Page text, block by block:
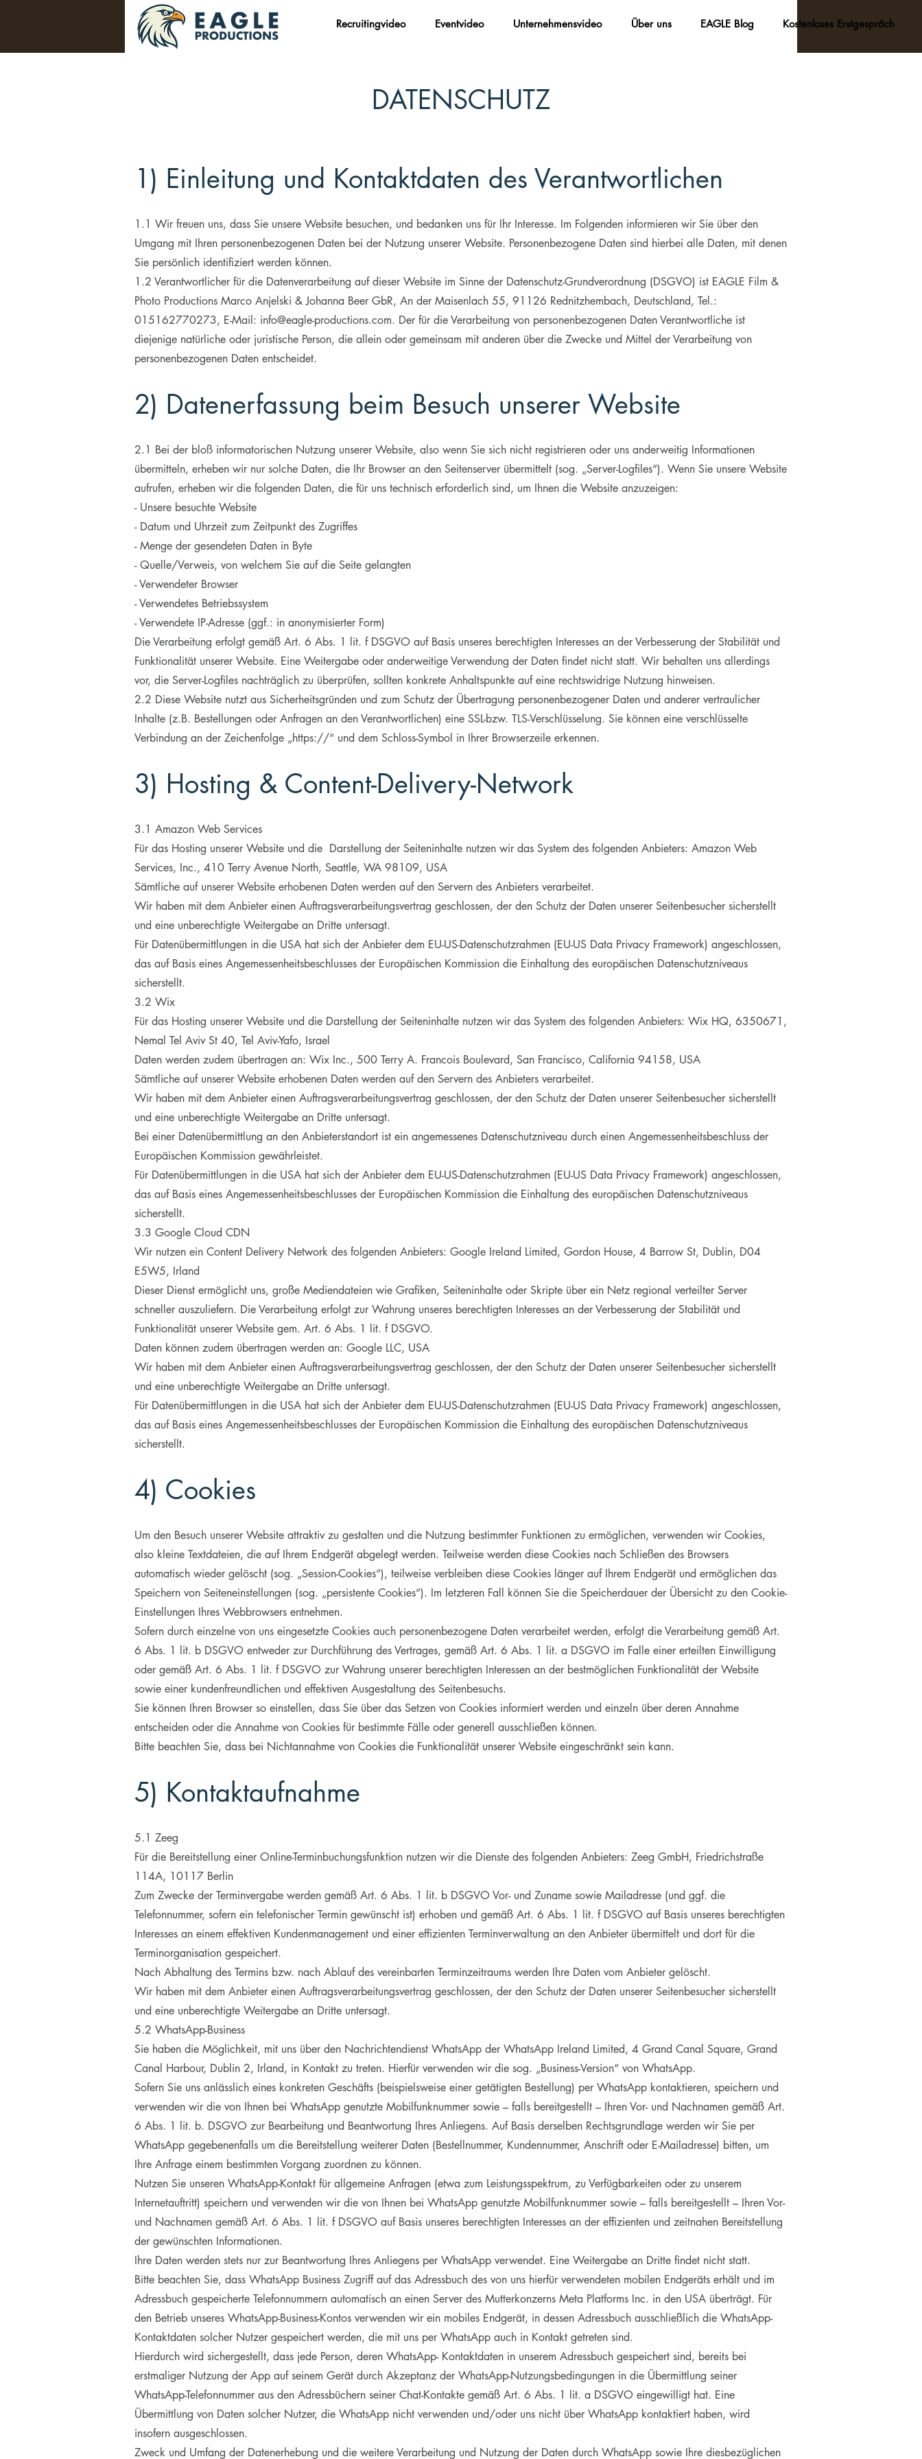
Recruitingvideo Eventvideo Unternehmensvideo Über uns EAGLE Blog Kostenloses Erstgespräch
DATENSCHUTZ
1) Einleitung und Kontaktdaten des Verantwortlichen
1.1 Wir freuen uns, dass Sie unsere Website besuchen, und bedanken uns für Ihr Interesse. Im Folgenden informieren wir Sie über den
Umgang mit Ihren personenbezogenen Daten bei der Nutzung unserer Website. Personenbezogene Daten sind hierbei alle Daten, mit denen
Sie persönlich identifiziert werden können.
1.2 Verantwortlicher für die Datenverarbeitung auf dieser Website im Sinne der Datenschutz-Grundverordnung (DSGVO) ist EAGLE Film &
Photo Productions Marco Anjelski & Johanna Beer GbR, An der Maisenlach 55, 91126 Rednitzhembach, Deutschland, Tel.:
015162770273, E-Mail: info@eagle-productions.com. Der für die Verarbeitung von personenbezogenen Daten Verantwortliche ist
diejenige natürliche oder juristische Person, die allein oder gemeinsam mit anderen über die Zwecke und Mittel der Verarbeitung von
personenbezogenen Daten entscheidet.
2) Datenerfassung beim Besuch unserer Website
2.1 Bei der bloß informatorischen Nutzung unserer Website, also wenn Sie sich nicht registrieren oder uns anderweitig Informationen
übermitteln, erheben wir nur solche Daten, die Ihr Browser an den Seitenserver übermittelt (sog. „Server-Logfiles“). Wenn Sie unsere Website
aufrufen, erheben wir die folgenden Daten, die für uns technisch erforderlich sind, um Ihnen die Website anzuzeigen:
- Unsere besuchte Website
- Datum und Uhrzeit zum Zeitpunkt des Zugriffes
- Menge der gesendeten Daten in Byte
- Quelle/Verweis, von welchem Sie auf die Seite gelangten
- Verwendeter Browser
- Verwendetes Betriebssystem
- Verwendete IP-Adresse (ggf.: in anonymisierter Form)
Die Verarbeitung erfolgt gemäß Art. 6 Abs. 1 lit. f DSGVO auf Basis unseres berechtigten Interesses an der Verbesserung der Stabilität und
Funktionalität unserer Website. Eine Weitergabe oder anderweitige Verwendung der Daten findet nicht statt. Wir behalten uns allerdings
vor, die Server-Logfiles nachträglich zu überprüfen, sollten konkrete Anhaltspunkte auf eine rechtswidrige Nutzung hinweisen.
2.2 Diese Website nutzt aus Sicherheitsgründen und zum Schutz der Übertragung personenbezogener Daten und anderer vertraulicher
Inhalte (z.B. Bestellungen oder Anfragen an den Verantwortlichen) eine SSL-bzw. TLS-Verschlüsselung. Sie können eine verschlüsselte
Verbindung an der Zeichenfolge „https://“ und dem Schloss-Symbol in Ihrer Browserzeile erkennen.
3) Hosting & Content-Delivery-Network
3.1 Amazon Web Services
Für das Hosting unserer Website und die Darstellung der Seiteninhalte nutzen wir das System des folgenden Anbieters: Amazon Web
Services, Inc., 410 Terry Avenue North, Seattle, WA 98109, USA
Sämtliche auf unserer Website erhobenen Daten werden auf den Servern des Anbieters verarbeitet.
Wir haben mit dem Anbieter einen Auftragsverarbeitungsvertrag geschlossen, der den Schutz der Daten unserer Seitenbesucher sicherstellt
und eine unberechtigte Weitergabe an Dritte untersagt.
Für Datenübermittlungen in die USA hat sich der Anbieter dem EU-US-Datenschutzrahmen (EU-US Data Privacy Framework) angeschlossen,
das auf Basis eines Angemessenheitsbeschlusses der Europäischen Kommission die Einhaltung des europäischen Datenschutzniveaus
sicherstellt.
3.2 Wix
Für das Hosting unserer Website und die Darstellung der Seiteninhalte nutzen wir das System des folgenden Anbieters: Wix HQ, 6350671,
Nemal Tel Aviv St 40, Tel Aviv-Yafo, Israel
Daten werden zudem übertragen an: Wix Inc., 500 Terry A. Francois Boulevard, San Francisco, California 94158, USA
Sämtliche auf unserer Website erhobenen Daten werden auf den Servern des Anbieters verarbeitet.
Wir haben mit dem Anbieter einen Auftragsverarbeitungsvertrag geschlossen, der den Schutz der Daten unserer Seitenbesucher sicherstellt
und eine unberechtigte Weitergabe an Dritte untersagt.
Bei einer Datenübermittlung an den Anbieterstandort ist ein angemessenes Datenschutzniveau durch einen Angemessenheitsbeschluss der
Europäischen Kommission gewährleistet.
Für Datenübermittlungen in die USA hat sich der Anbieter dem EU-US-Datenschutzrahmen (EU-US Data Privacy Framework) angeschlossen,
das auf Basis eines Angemessenheitsbeschlusses der Europäischen Kommission die Einhaltung des europäischen Datenschutzniveaus
sicherstellt.
3.3 Google Cloud CDN
Wir nutzen ein Content Delivery Network des folgenden Anbieters: Google Ireland Limited, Gordon House, 4 Barrow St, Dublin, D04
E5W5, Irland
Dieser Dienst ermöglicht uns, große Mediendateien wie Grafiken, Seiteninhalte oder Skripte über ein Netz regional verteilter Server
schneller auszuliefern. Die Verarbeitung erfolgt zur Wahrung unseres berechtigten Interesses an der Verbesserung der Stabilität und
Funktionalität unserer Website gem. Art. 6 Abs. 1 lit. f DSGVO.
Daten können zudem übertragen werden an: Google LLC, USA
Wir haben mit dem Anbieter einen Auftragsverarbeitungsvertrag geschlossen, der den Schutz der Daten unserer Seitenbesucher sicherstellt
und eine unberechtigte Weitergabe an Dritte untersagt.
Für Datenübermittlungen in die USA hat sich der Anbieter dem EU-US-Datenschutzrahmen (EU-US Data Privacy Framework) angeschlossen,
das auf Basis eines Angemessenheitsbeschlusses der Europäischen Kommission die Einhaltung des europäischen Datenschutzniveaus
sicherstellt.
4) Cookies
Um den Besuch unserer Website attraktiv zu gestalten und die Nutzung bestimmter Funktionen zu ermöglichen, verwenden wir Cookies,
also kleine Textdateien, die auf Ihrem Endgerät abgelegt werden. Teilweise werden diese Cookies nach Schließen des Browsers
automatisch wieder gelöscht (sog. „Session-Cookies“), teilweise verbleiben diese Cookies länger auf Ihrem Endgerät und ermöglichen das
Speichern von Seiteneinstellungen (sog. „persistente Cookies“). Im letzteren Fall können Sie die Speicherdauer der Übersicht zu den Cookie-
Einstellungen Ihres Webbrowsers entnehmen.
Sofern durch einzelne von uns eingesetzte Cookies auch personenbezogene Daten verarbeitet werden, erfolgt die Verarbeitung gemäß Art.
6 Abs. 1 lit. b DSGVO entweder zur Durchführung des Vertrages, gemäß Art. 6 Abs. 1 lit. a DSGVO im Falle einer erteilten Einwilligung
oder gemäß Art. 6 Abs. 1 lit. f DSGVO zur Wahrung unserer berechtigten Interessen an der bestmöglichen Funktionalität der Website
sowie einer kundenfreundlichen und effektiven Ausgestaltung des Seitenbesuchs.
Sie können Ihren Browser so einstellen, dass Sie über das Setzen von Cookies informiert werden und einzeln über deren Annahme
entscheiden oder die Annahme von Cookies für bestimmte Fälle oder generell ausschließen können.
Bitte beachten Sie, dass bei Nichtannahme von Cookies die Funktionalität unserer Website eingeschränkt sein kann.
5) Kontaktaufnahme
5.1 Zeeg
Für die Bereitstellung einer Online-Terminbuchungsfunktion nutzen wir die Dienste des folgenden Anbieters: Zeeg GmbH, Friedrichstraße
114A, 10117 Berlin
Zum Zwecke der Terminvergabe werden gemäß Art. 6 Abs. 1 lit. b DSGVO Vor- und Zuname sowie Mailadresse (und ggf. die
Telefonnummer, sofern ein telefonischer Termin gewünscht ist) erhoben und gemäß Art. 6 Abs. 1 lit. f DSGVO auf Basis unseres berechtigten
Interesses an einem effektiven Kundenmanagement und einer effizienten Terminverwaltung an den Anbieter übermittelt und dort für die
Terminorganisation gespeichert.
Nach Abhaltung des Termins bzw. nach Ablauf des vereinbarten Terminzeitraums werden Ihre Daten vom Anbieter gelöscht.
Wir haben mit dem Anbieter einen Auftragsverarbeitungsvertrag geschlossen, der den Schutz der Daten unserer Seitenbesucher sicherstellt
und eine unberechtigte Weitergabe an Dritte untersagt.
5.2 WhatsApp-Business
Sie haben die Möglichkeit, mit uns über den Nachrichtendienst WhatsApp der WhatsApp Ireland Limited, 4 Grand Canal Square, Grand
Canal Harbour, Dublin 2, Irland, in Kontakt zu treten. Hierfür verwenden wir die sog. „Business-Version“ von WhatsApp.
Sofern Sie uns anlässlich eines konkreten Geschäfts (beispielsweise einer getätigten Bestellung) per WhatsApp kontaktieren, speichern und
verwenden wir die von Ihnen bei WhatsApp genutzte Mobilfunknummer sowie – falls bereitgestellt – Ihren Vor- und Nachnamen gemäß Art.
6 Abs. 1 lit. b. DSGVO zur Bearbeitung und Beantwortung Ihres Anliegens. Auf Basis derselben Rechtsgrundlage werden wir Sie per
WhatsApp gegebenenfalls um die Bereitstellung weiterer Daten (Bestellnummer, Kundennummer, Anschrift oder E-Mailadresse) bitten, um
Ihre Anfrage einem bestimmten Vorgang zuordnen zu können.
Nutzen Sie unseren WhatsApp-Kontakt für allgemeine Anfragen (etwa zum Leistungsspektrum, zu Verfügbarkeiten oder zu unserem
Internetauftritt) speichern und verwenden wir die von Ihnen bei WhatsApp genutzte Mobilfunknummer sowie – falls bereitgestellt – Ihren Vor-
und Nachnamen gemäß Art. 6 Abs. 1 lit. f DSGVO auf Basis unseres berechtigten Interesses an der effizienten und zeitnahen Bereitstellung
der gewünschten Informationen.
Ihre Daten werden stets nur zur Beantwortung Ihres Anliegens per WhatsApp verwendet. Eine Weitergabe an Dritte findet nicht statt.
Bitte beachten Sie, dass WhatsApp Business Zugriff auf das Adressbuch des von uns hierfür verwendeten mobilen Endgeräts erhält und im
Adressbuch gespeicherte Telefonnummern automatisch an einen Server des Mutterkonzerns Meta Platforms Inc. in den USA überträgt. Für
den Betrieb unseres WhatsApp-Business-Kontos verwenden wir ein mobiles Endgerät, in dessen Adressbuch ausschließlich die WhatsApp-
Kontaktdaten solcher Nutzer gespeichert werden, die mit uns per WhatsApp auch in Kontakt getreten sind.
Hierdurch wird sichergestellt, dass jede Person, deren WhatsApp- Kontaktdaten in unserem Adressbuch gespeichert sind, bereits bei
erstmaliger Nutzung der App auf seinem Gerät durch Akzeptanz der WhatsApp-Nutzungsbedingungen in die Übermittlung seiner
WhatsApp-Telefonnummer aus den Adressbüchern seiner Chat-Kontakte gemäß Art. 6 Abs. 1 lit. a DSGVO eingewilligt hat. Eine
Übermittlung von Daten solcher Nutzer, die WhatsApp nicht verwenden und/oder uns nicht über WhatsApp kontaktiert haben, wird
insofern ausgeschlossen.
Zweck und Umfang der Datenerhebung und die weitere Verarbeitung und Nutzung der Daten durch WhatsApp sowie Ihre diesbezüglichen